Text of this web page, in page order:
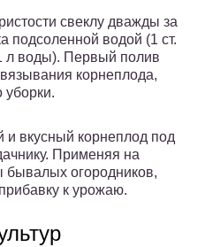
свеклу дважды за
подсоленной водой (1 ст.
л воды). Первый полив
корнеплода,
и вкусный корнеплод под
Применяя на
бывалых огородников,
к урожаю.